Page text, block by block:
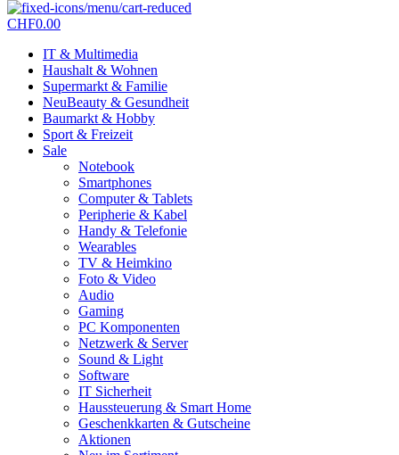
CHF0.00
IT & Multimedia
Haushalt & Wohnen
Supermarkt & Familie
NeuBeauty & Gesundheit
Baumarkt & Hobby
Sport & Freizeit
Sale
Notebook
Smartphones
Computer & Tablets
Peripherie & Kabel
Handy & Telefonie
Wearables
TV & Heimkino
Foto & Video
Audio
Gaming
PC Komponenten
Netzwerk & Server
Sound & Light
Software
IT Sicherheit
Haussteuerung & Smart Home
Geschenkkarten & Gutscheine
Aktionen